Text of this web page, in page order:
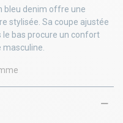
bleu denim offre une
stylisée. Sa coupe ajustée
le bas procure un confort
masculine.